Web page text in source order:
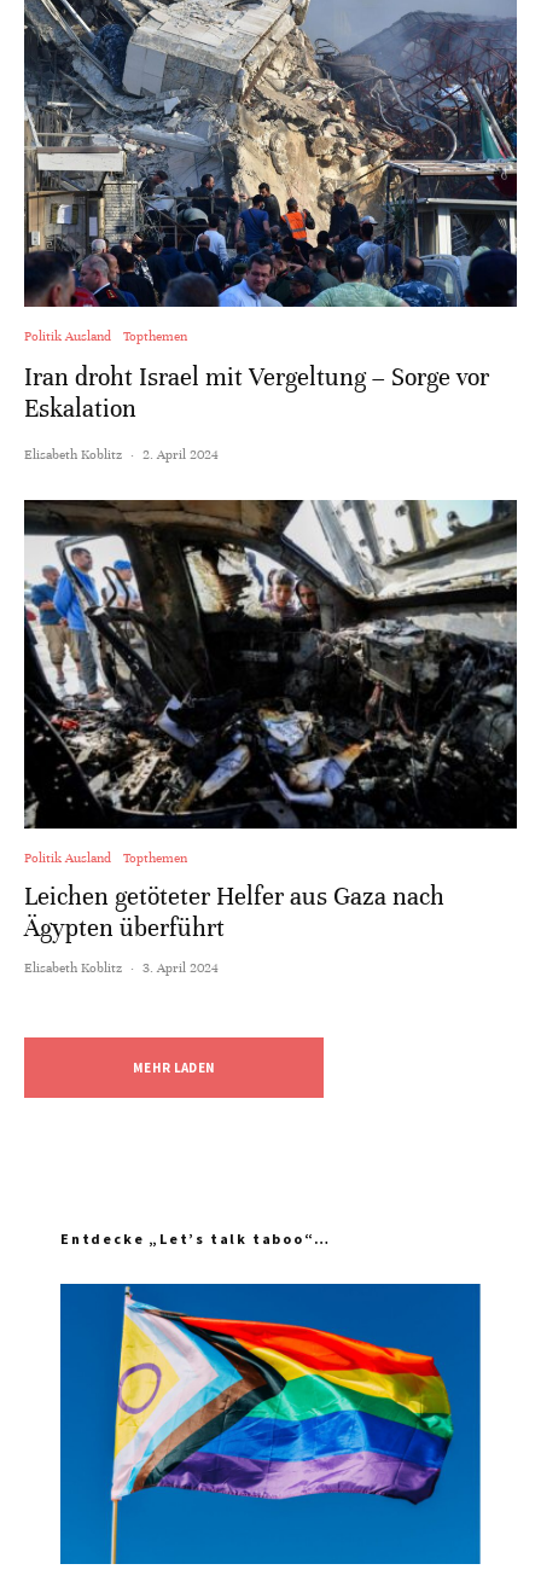
Politik Ausland Topthemen
Iran droht Israel mit Vergeltung – Sorge vor
Eskalation
Elisabeth Koblitz · 2. April 2024
Politik Ausland Topthemen
Leichen getöteter Helfer aus Gaza nach
Ägypten überführt
Elisabeth Koblitz · 3. April 2024
MEHR LADEN
Entdecke „Let’s talk taboo“…